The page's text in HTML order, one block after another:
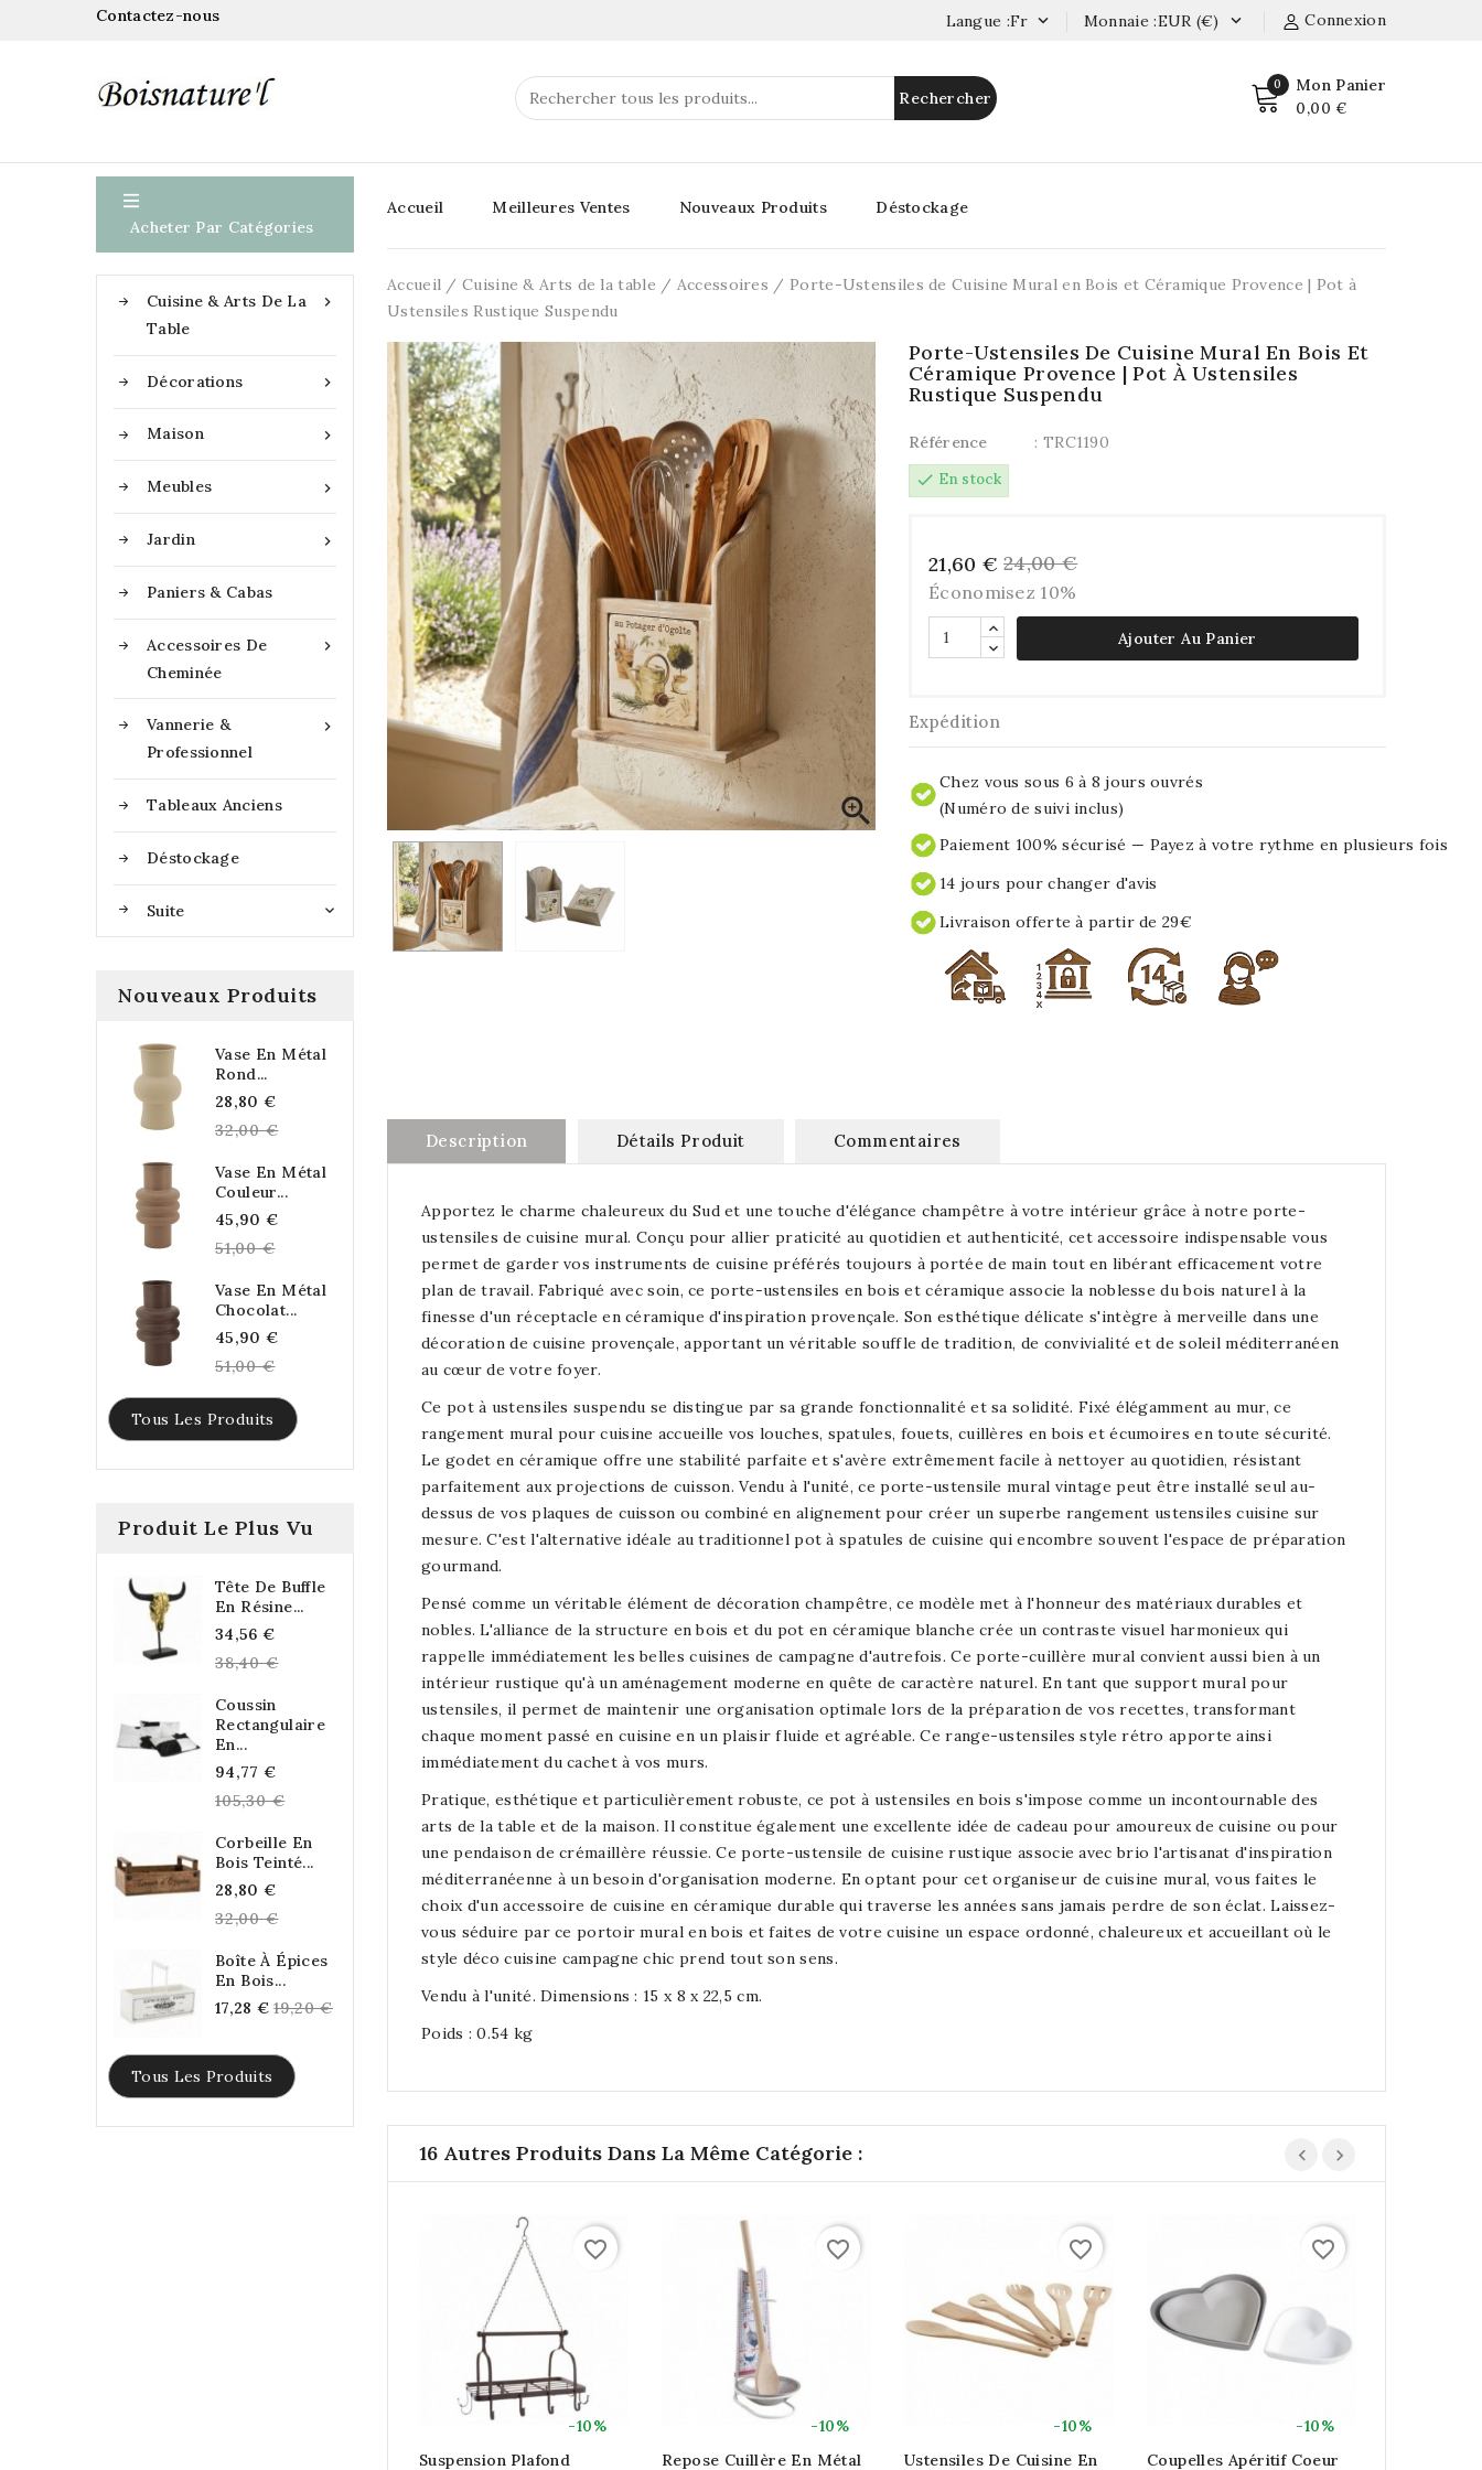
Contactez-nous Connexion
Monnaie :EUR (€) 
Langue :fr 
Rechercher
0 Mon Panier
0,00 €

Acheter Par Catégories

Cuisine & Arts De La
Table

Décorations

Maison

Meubles

Jardin
Paniers & Cabas

Accessoires De
Cheminée

Vannerie &
Professionnel
Tableaux Anciens
Déstockage
Suite 
Nouveaux Produits
Vase En Métal
Rond...
28,80 €
price
32,00 €
Vase En Métal
Couleur...
45,90 €
51,00 €
Vase En Métal
Chocolat...
45,90 €
51,00 €
Tous Les Produits
Produit Le Plus Vu
Tête De Buffle
En Résine...
34,56 €
price
38,40 €
Coussin
Rectangulaire
En...
94,77 €
price
105,30 €
Corbeille En
Bois Teinté...
28,80 €
price
32,00 €
Boîte À Épices
En Bois...
17,28 € Regular
19,20 €
Tous Les Produits
Accueil Meilleures Ventes Nouveaux Produits Déstockage
Accueil Cuisine & Arts de la table Accessoires
Porte-Ustensiles de Cuisine Mural en Bois et Céramique Provence | Pot à
Ustensiles Rustique Suspendu

Porte-Ustensiles De Cuisine Mural En Bois Et
Céramique Provence | Pot À Ustensiles
Rustique Suspendu
Référence
: TRC1190
check En stock
21,60 € 24,00 €
Économisez 10%
Ajouter Au Panier
Expédition
Chez vous sous 6 à 8 jours ouvrés
(Numéro de suivi inclus)
Paiement 100% sécurisé — Payez à votre rythme en plusieurs fois
14 jours pour changer d'avis
Livraison offerte à partir de 29€
Description Détails Produit Commentaires
Apportez le charme chaleureux du Sud et une touche d'élégance champêtre à votre intérieur grâce à notre porte-
ustensiles de cuisine mural. Conçu pour allier praticité au quotidien et authenticité, cet accessoire indispensable vous
permet de garder vos instruments de cuisine préférés toujours à portée de main tout en libérant efficacement votre
plan de travail. Fabriqué avec soin, ce porte-ustensiles en bois et céramique associe la noblesse du bois naturel à la
finesse d'un réceptacle en céramique d'inspiration provençale. Son esthétique délicate s'intègre à merveille dans une
décoration de cuisine provençale, apportant un véritable souffle de tradition, de convivialité et de soleil méditerranéen
au cœur de votre foyer.
Ce pot à ustensiles suspendu se distingue par sa grande fonctionnalité et sa solidité. Fixé élégamment au mur, ce
rangement mural pour cuisine accueille vos louches, spatules, fouets, cuillères en bois et écumoires en toute sécurité.
Le godet en céramique offre une stabilité parfaite et s'avère extrêmement facile à nettoyer au quotidien, résistant
parfaitement aux projections de cuisson. Vendu à l'unité, ce porte-ustensile mural vintage peut être installé seul au-
dessus de vos plaques de cuisson ou combiné en alignement pour créer un superbe rangement ustensiles cuisine sur
mesure. C'est l'alternative idéale au traditionnel pot à spatules de cuisine qui encombre souvent l'espace de préparation
gourmand.
Pensé comme un véritable élément de décoration champêtre, ce modèle met à l'honneur des matériaux durables et
nobles. L'alliance de la structure en bois et du pot en céramique blanche crée un contraste visuel harmonieux qui
rappelle immédiatement les belles cuisines de campagne d'autrefois. Ce porte-cuillère mural convient aussi bien à un
intérieur rustique qu'à un aménagement moderne en quête de caractère naturel. En tant que support mural pour
ustensiles, il permet de maintenir une organisation optimale lors de la préparation de vos recettes, transformant
chaque moment passé en cuisine en un plaisir fluide et agréable. Ce range-ustensiles style rétro apporte ainsi
immédiatement du cachet à vos murs.
Pratique, esthétique et particulièrement robuste, ce pot à ustensiles en bois s'impose comme un incontournable des
arts de la table et de la maison. Il constitue également une excellente idée de cadeau pour amoureux de cuisine ou pour
une pendaison de crémaillère réussie. Ce porte-ustensile de cuisine rustique associe avec brio l'artisanat d'inspiration
méditerranéenne à un besoin d'organisation moderne. En optant pour cet organiseur de cuisine mural, vous faites le
choix d'un accessoire de cuisine en céramique durable qui traverse les années sans jamais perdre de son éclat. Laissez-
vous séduire par ce portoir mural en bois et faites de votre cuisine un espace ordonné, chaleureux et accueillant où le
style déco cuisine campagne chic prend tout son sens.
Vendu à l'unité. Dimensions : 15 x 8 x 22,5 cm.
Poids : 0.54 kg
16 Autres Produits Dans La Même Catégorie :
-10%
favorite_border
Suspension Plafond
-10%
favorite_border
Repose Cuillère En Métal
-10%
favorite_border
Ustensiles De Cuisine En
-10%
favorite_border
Coupelles Apéritif Coeur